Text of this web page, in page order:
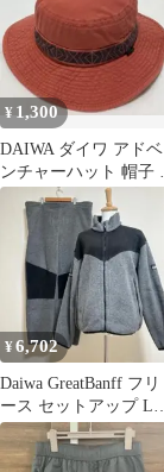
¥ 1,300
DAIWA ダイワ アドベ
ンチャーハット 帽子
ット 56cm 58cm
¥6,702
Daiwa GreatBanff フリ
ース セットアップ LL
アウトドア